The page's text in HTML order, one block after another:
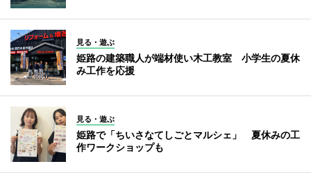
見る・遊ぶ
姫路の建築職人が端材使い木工教室 小学生の夏休
み工作を応援
見る・遊ぶ
姫路で「ちいさなてしごとマルシェ」 夏休みの工
作ワークショップも